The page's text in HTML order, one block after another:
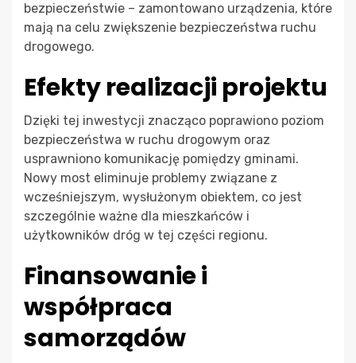
bezpieczeństwie – zamontowano urządzenia, które
mają na celu zwiększenie bezpieczeństwa ruchu
drogowego.
Efekty realizacji projektu
Dzięki tej inwestycji znacząco poprawiono poziom
bezpieczeństwa w ruchu drogowym oraz
usprawniono komunikację pomiędzy gminami.
Nowy most eliminuje problemy związane z
wcześniejszym, wysłużonym obiektem, co jest
szczególnie ważne dla mieszkańców i
użytkowników dróg w tej części regionu.
Finansowanie i
współpraca
samorządów